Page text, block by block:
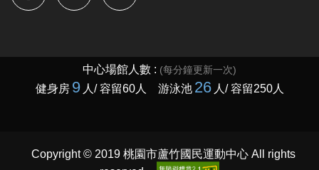
Copyright © 2019 桃園市蘆竹國民運動中心 All rights